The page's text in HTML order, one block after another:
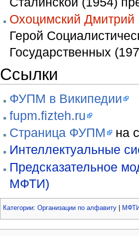
Охоцимский Дмитрий
Герой
Государственных
Ссылки
ФУПМ в Википедии
fupm.fizteh.ru
Страница ФУПМ на
Интеллектуальные
Предсказательное
МФТИ)
Категории: Организации по алфавиту|